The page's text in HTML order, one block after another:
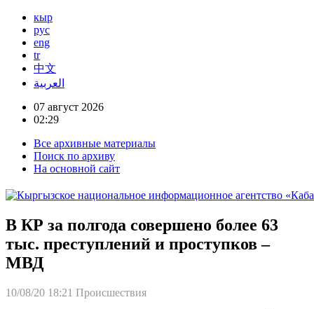
кыр
рус
eng
tr
中文
العربية
07 август 2026
02:29
Все архивные материалы
Поиск по архиву
На основной сайт
В КР за полгода совершено более 63
тыс. преступлений и проступков –
МВД
10/08/20 18:21 Происшествия